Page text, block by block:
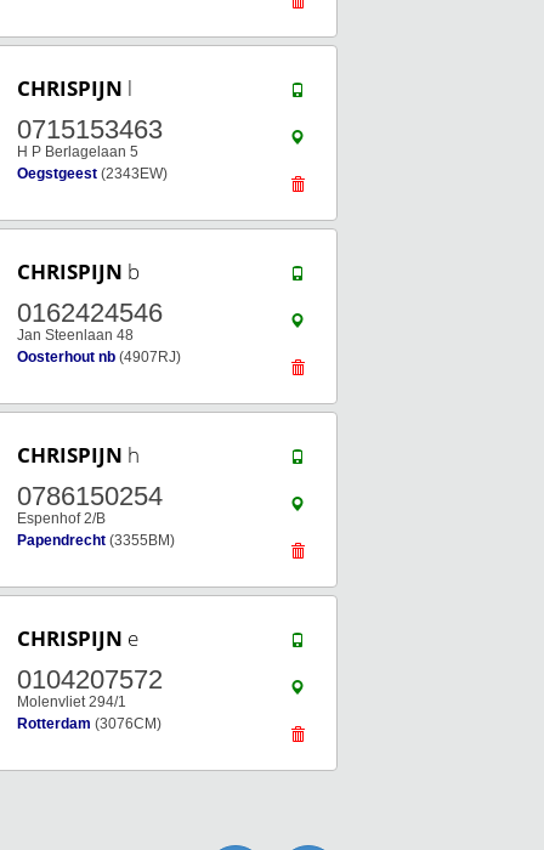
CHRISPIJN l
0715153463
H P Berlagelaan 5
Oegstgeest (2343EW)
CHRISPIJN b
0162424546
Jan Steenlaan 48
Oosterhout nb (4907RJ)
CHRISPIJN h
0786150254
Espenhof 2/B
Papendrecht (3355BM)
CHRISPIJN e
0104207572
Molenvliet 294/1
Rotterdam (3076CM)